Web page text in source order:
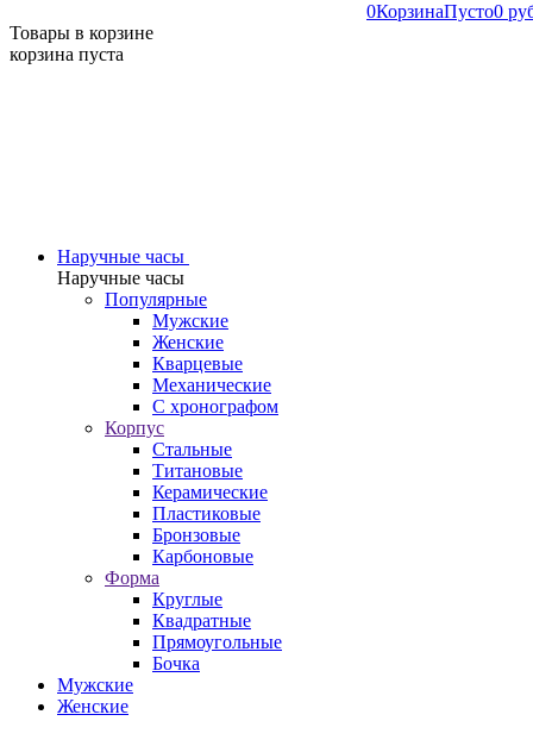
0КорзинаПусто0
Товары в корзине
корзина пуста
Наручные часы
Наручные часы
Популярные
Мужские
Женские
Кварцевые
Механические
С хронографом
Корпус
Стальные
Титановые
Керамические
Пластиковые
Бронзовые
Карбоновые
Форма
Круглые
Квадратные
Прямоугольные
Бочка
Мужские
Женские